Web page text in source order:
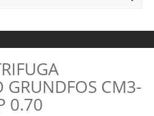
GRUNDFOS CM3-
0.70